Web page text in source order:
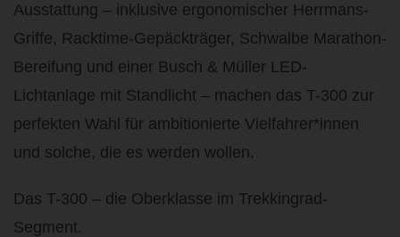
Ausstattung – inklusive ergonomischer Herrmans-
Griffe, Racktime-Gepäckträger, Schwalbe Marathon-
Bereifung und einer Busch & Müller LED-
Lichtanlage mit Standlicht – machen das T-300 zur
perfekten Wahl für ambitionierte Vielfahrer*innen
und solche, die es werden wollen.
Das T-300 – die Oberklasse im Trekkingrad-
Segment.